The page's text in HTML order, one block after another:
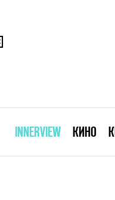
INNERVIEW КИНО